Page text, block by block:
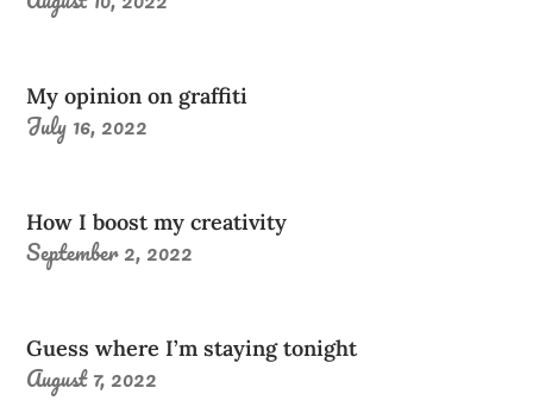
My opinion on graffiti
July 16, 2022
How I boost my creativity
September 2, 2022
Guess where I’m staying tonight
August 7, 2022